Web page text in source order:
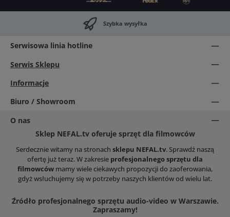
Szybka wysyłka
Serwisowa linia hotline
Serwis Sklepu
Informacje
Biuro / Showroom
O nas
Sklep NEFAL.tv oferuje sprzęt dla filmowców
Serdecznie witamy na stronach sklepu NEFAL.tv. Sprawdź naszą
ofertę już teraz. W zakresie profesjonalnego sprzętu dla
filmowców mamy wiele ciekawych propozycji do zaoferowania,
gdyż wsłuchujemy się w potrzeby naszych klientów od wielu lat.
Źródło profesjonalnego sprzętu audio-video w Warszawie.
Zapraszamy!